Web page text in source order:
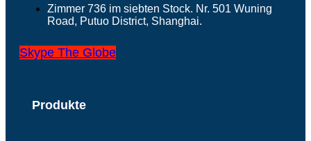
Zimmer 736 im siebten Stock. Nr. 501 Wuning
Road, Putuo District, Shanghai.
Skype The Globe
Produkte